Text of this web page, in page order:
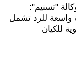
"تسنيم":
واسعة للرد تشمل
للكيان